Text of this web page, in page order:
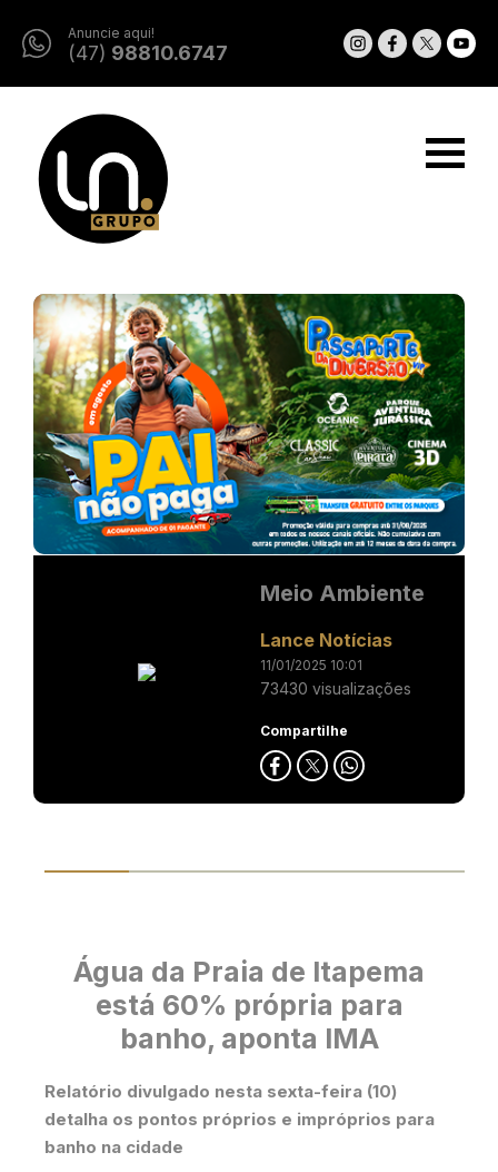
Anuncie aqui!
(47) 98810.6747
Meio Ambiente
Lance Notícias
11/01/2025 10:01
73430 visualizações
Compartilhe
Água da Praia de Itapema
está 60% própria para
banho, aponta IMA
Relatório divulgado nesta sexta-feira (10)
detalha os pontos próprios e impróprios para
banho na cidade